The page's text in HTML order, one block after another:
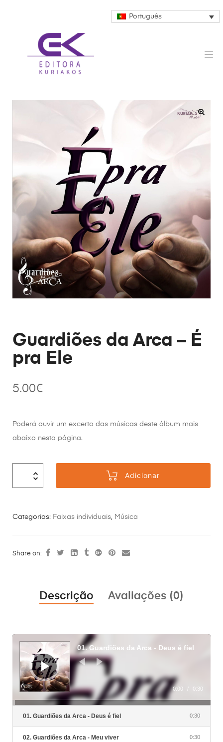
Português
Guardiões da Arca – É
pra Ele
5.00€
Poderá ouvir um excerto das músicas deste álbum mais
abaixo nesta página.
Adicionar
Categorias: Faixas individuais Música
Share on:
Descrição Avaliações (0)
Reprodutor
01. Guardiões da Arca - Deus é fiel
0:00 / 0:30
01. Guardiões da Arca - Deus é fiel 0:30
02. Guardiões da Arca - Meu viver 0:30